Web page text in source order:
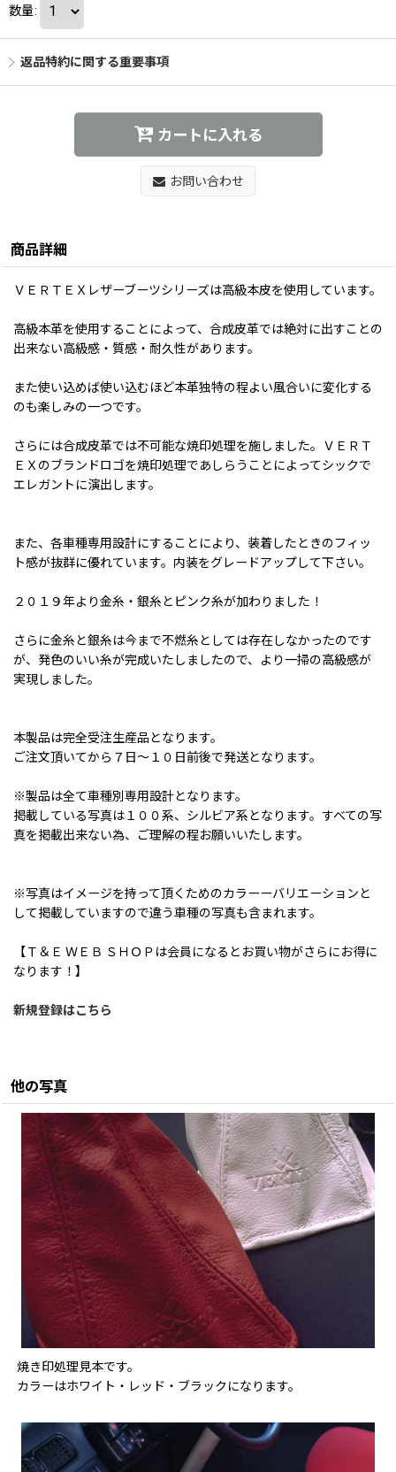
数量:
返品特約に関する重要事項
カートに入れる
お問い合わせ
商品詳細
ＶＥＲＴＥＸレザーブーツシリーズは高級本皮を使用しています。
高級本革を使用することによって、合成皮革では絶対に出すことの
出来ない高級感・質感・耐久性があります。
また使い込めば使い込むほど本革独特の程よい風合いに変化する
のも楽しみの一つです。
さらには合成皮革では不可能な焼印処理を施しました。ＶＥＲＴ
ＥＸのブランドロゴを焼印処理であしらうことによってシックで
エレガントに演出します。
また、各車種専用設計にすることにより、装着したときのフィッ
ト感が抜群に優れています。内装をグレードアップして下さい。
２０１９年より金糸・銀糸とピンク糸が加わりました！
さらに金糸と銀糸は今まで不燃糸としては存在しなかったのです
が、発色のいい糸が完成いたしましたので、より一掃の高級感が
実現しました。
本製品は完全受注生産品となります。
ご注文頂いてから７日〜１０日前後で発送となります。
※製品は全て車種別専用設計となります。
掲載している写真は１００系、シルビア系となります。すべての写
真を掲載出来ない為、ご理解の程お願いいたします。
※写真はイメージを持って頂くためのカラーーバリエーションと
して掲載していますので違う車種の写真も含まれます。
【Ｔ＆Ｅ ＷＥＢ ＳＨＯＰは会員になるとお買い物がさらにお得に
なります！】
新規登録はこちら
他の写真
焼き印処理見本です。
カラーはホワイト・レッド・ブラックになります。